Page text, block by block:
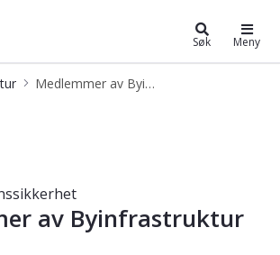
Søk Meny
Medlemmer av Byinfrastruktur
av Byinfrastruktur -
av Byinfrastruktur